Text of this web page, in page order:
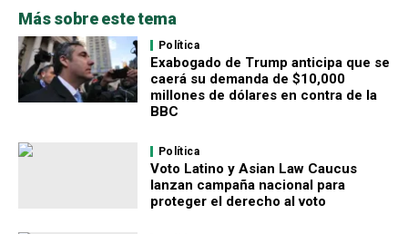
Más sobre este tema
Política
Exabogado de Trump anticipa que se
caerá su demanda de $10,000
millones de dólares en contra de la
BBC
Política
Voto Latino y Asian Law Caucus
lanzan campaña nacional para
proteger el derecho al voto